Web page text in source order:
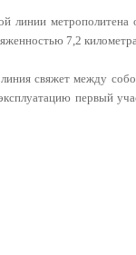
линии
7,2
свяжет между
первый